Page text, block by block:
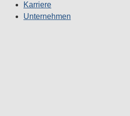
Karriere
Unternehmen